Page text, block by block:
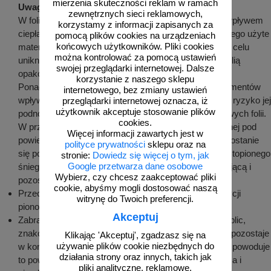
mierzenia skuteczności reklam w ramach
zewnętrznych sieci reklamowych,
korzystamy z informacji zapisanych za
pomocą plików cookies na urządzeniach
końcowych użytkowników. Pliki cookies
można kontrolować za pomocą ustawień
swojej przeglądarki internetowej. Dalsze
korzystanie z naszego sklepu
internetowego, bez zmiany ustawień
przeglądarki internetowej oznacza, iż
użytkownik akceptuje stosowanie plików
cookies.
Więcej informacji zawartych jest w
polityce prywatności sklepu oraz na
stronie: Dowiedz się więcej o tym, jak
Google przetwarza dane osobowe
Wybierz, czy chcesz zaakceptować pliki
cookie, abyśmy mogli dostosować naszą
witrynę do Twoich preferencji.
Akceptuj
Klikając 'Akceptuj', zgadzasz się na
używanie plików cookie niezbędnych do
działania strony oraz innych, takich jak
pliki analityczne, reklamowe,
Uwaga
W foliach znajdują się związki chemiczne, które pod wpływem
ciepła i wilgoci mogą odbarwić powłokę malarską, dlatego użyte
materiały opakowaniowe muszą być doszczelnione w celu
uniknięcia kondensacji wilgoci pomiędzy powłoką, a folią
opakowaniową.
Ponadto kondensacja pary wodnej na powierzchni elementów
wpływa niekorzystnie na folię odblaskową, stwarzając ryzyko jej
podnoszenia oraz pogorszenia właściwości odblaskowych folii.
W przypadku zaobserwowania kondensacji pary wodnej pod
powierzchnią folii zabezpieczającej lub w przypadku dostanie
się pod nią wody z opadów atmosferycznych lub z roztopionego
śniegu, należy niezwłocznie usunąć folię zabezpieczającą i
pozostawić element do wyschnięcia.
Przechowywane tablice i znaki należy układać w pozycji
pionowej na podkładkach drewnianych lub paletach.
Zabrania się składowania oznakowania pionowego (tablic,
znaków) bezpośrednio na ziemi. Jeżeli woda lub brud pozostaje
w kontakcie ze znakiem (tablicą) przez dłuższy czas, powoduje
to powstanie trwałych zmarszczek, odbarwienie się lica i